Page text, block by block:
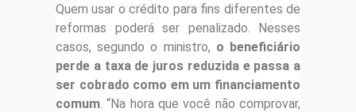
Quem usar o crédito para fins diferentes de
reformas poderá ser penalizado. Nesses
casos, segundo o ministro, o beneficiário
perde a taxa de juros reduzida e passa a
ser cobrado como em um financiamento
comum. “Na hora que você não comprovar,